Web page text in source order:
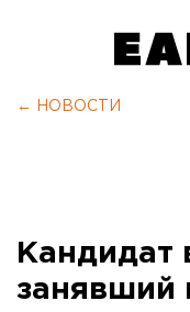
← НОВОСТИ
Кандидат
занявший